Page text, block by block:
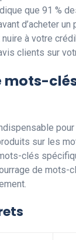
que 91 %
d’acheter un
à votre
clients sur
mots-
sur les
clés
de mots-